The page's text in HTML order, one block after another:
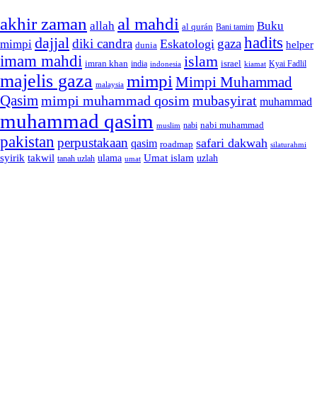
akhir zaman allah al mahdi al qurán Bani tamim Buku
mimpi dajjal diki candra dunia Eskatologi gazahadits helper
imam mahdi imran khan india indonesia islam israel kiamat Kyai Fadlil
majelis gaza malaysia mimpi Mimpi Muhammad
Qasimmimpi muhammad qosim mubasyirat muhammad
muhammad qasim muslim nabi nabi muhammad
pakistan perpustakaan qasim roadmap safari dakwah silaturahmi
syirik takwil tanah uzlah ulama umat Umat islam uzlah